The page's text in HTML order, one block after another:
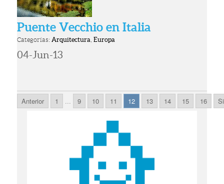
Puente Vecchio en Italia
Categorías:Arquitectura,Europa
04-Jun-13
Anterior 1 ... 9 10 11 12 13 14 15 16